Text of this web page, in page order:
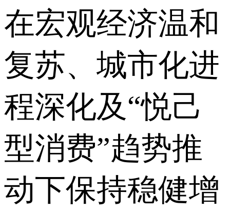
在宏观经济温和
复苏、城市化进
程深化及“悦己
型消费”趋势推
动下保持稳健增